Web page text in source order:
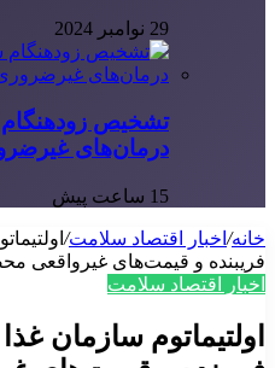
29 نوامبر 2024
تشخیص
درمان‌های
15 ساعت پیش
خانه/ اخبار اقتصاد سلامت/
فریبنده و قیمت‌های غیرواقعی
اخبار اقتصاد سلامت
اولتیماتوم سازمان